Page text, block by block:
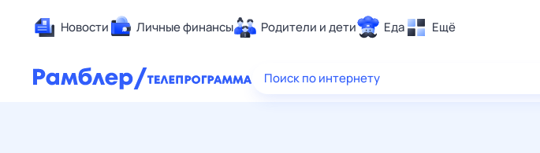
Новости Личные финансы Родители и дети Еда Ещё
Здоровье
Поиск по интернету